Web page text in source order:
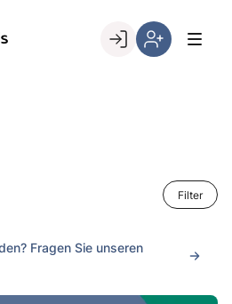
Filter
Fragen Sie unseren